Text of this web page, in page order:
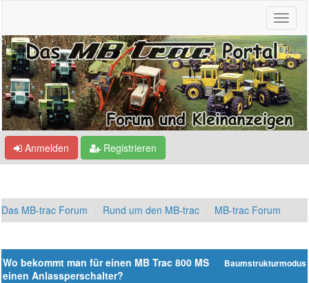
Anmelden Registrieren
Das MB-trac Forum Rund um den MB-trac MB-trac Forum
Baumstrukturmodus
Wo bekommt man für einen MB Trac 800 MS
einen Anlassperschalter?